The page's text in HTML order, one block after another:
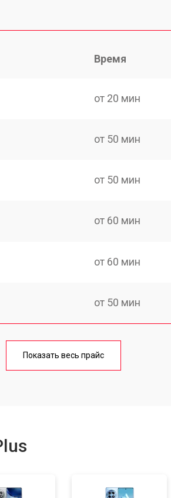
Время
от 20 мин
от 50 мин
от 50 мин
от 60 мин
от 60 мин
от 50 мин
от 70 мин
Показать весь прайс